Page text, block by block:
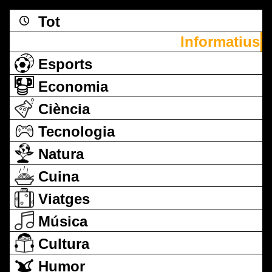
Tot
Informatius
Esports
Economia
Ciència
Tecnologia
Natura
Cuina
Viatges
Música
Cultura
Humor